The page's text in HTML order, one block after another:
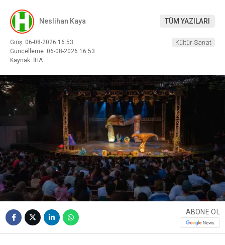
Neslihan Kaya TÜM YAZILARI
Giriş: 06-08-2026 16:53
Güncelleme: 06-08-2026 16:53
Kaynak: İHA
Kültür Sanat
ABONE OL